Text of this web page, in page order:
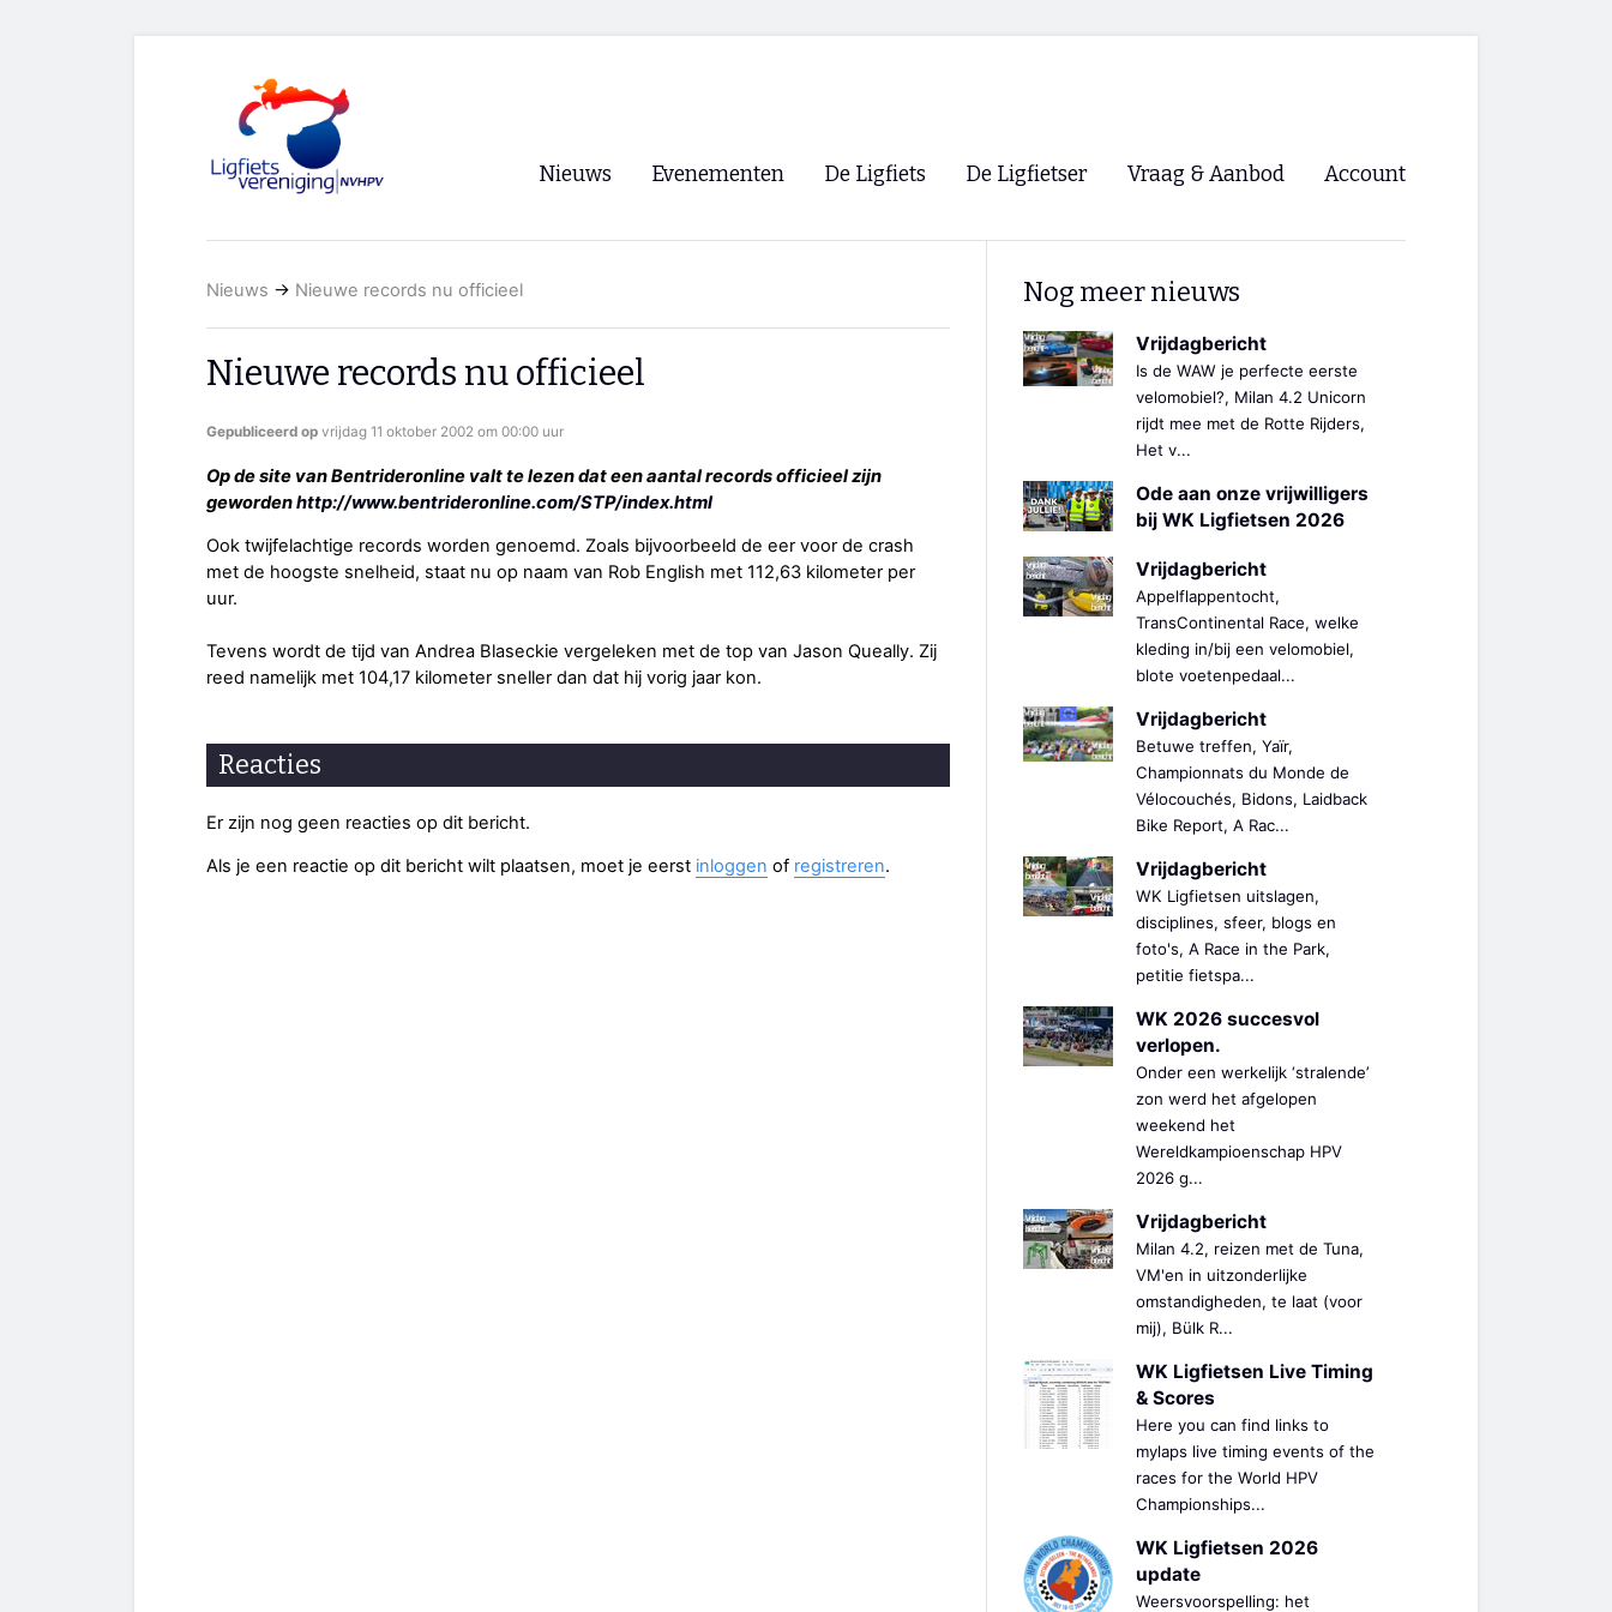
Nieuws
RSS
Evenementen
WK Ligfietsen 2026
Oliebollentocht
De Ligfiets De Ligfietser
Ligfietsvereninging NVHPV
Lokale Fietsverenigingen
Forum ligfietsers.nl 🡺
Vraag & Aanbod Account
Nieuws → Nieuwe records nu officieel
Nieuwe records nu officieel
Gepubliceerd op vrijdag 11 oktober 2002 om 00:00 uur
Op de site van Bentrideronline valt te lezen dat een aantal records officieel zijn
gewordenhttp://www.bentrideronline.com/STP/index.html
Ook twijfelachtige records worden genoemd. Zoals bijvoorbeeld de eer voor de crash
met de hoogste snelheid, staat nu op naam van Rob English met 112,63 kilometer per
uur.
Tevens wordt de tijd van Andrea Blaseckie vergeleken met de top van Jason Queally. Zij
reed namelijk met 104,17 kilometer sneller dan dat hij vorig jaar kon.
Reacties
Er zijn nog geen reacties op dit bericht.
Als je een reactie op dit bericht wilt plaatsen, moet je eerst inloggen of registreren.
Nog meer nieuws
Vrijdagbericht
Is de WAW je perfecte eerste
velomobiel?, Milan 4.2 Unicorn
rijdt mee met de Rotte Rijders,
Het v...
Ode aan onze vrijwilligers
bij WK Ligfietsen 2026
Vrijdagbericht
Appelflappentocht,
TransContinental Race, welke
kleding in/bij een velomobiel,
blote voetenpedaal...
Vrijdagbericht
Betuwe treffen, Yaïr,
Championnats du Monde de
Vélocouchés, Bidons, Laidback
Bike Report, A Rac...
Vrijdagbericht
WK Ligfietsen uitslagen,
disciplines, sfeer, blogs en
foto's, A Race in the Park,
petitie fietspa...
WK 2026 succesvol
verlopen.
Onder een werkelijk ‘stralende’
zon werd het afgelopen
weekend het
Wereldkampioenschap HPV
2026 g...
Vrijdagbericht
Milan 4.2, reizen met de Tuna,
VM'en in uitzonderlijke
omstandigheden, te laat (voor
mij), Bülk R...
WK Ligfietsen Live Timing
& Scores
Here you can find links to
mylaps live timing events of the
races for the World HPV
Championships...
WK Ligfietsen 2026
update
Weersvoorspelling: het